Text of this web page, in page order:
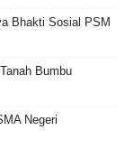
Bhakti Sosial PSM
Bumbu
Negeri